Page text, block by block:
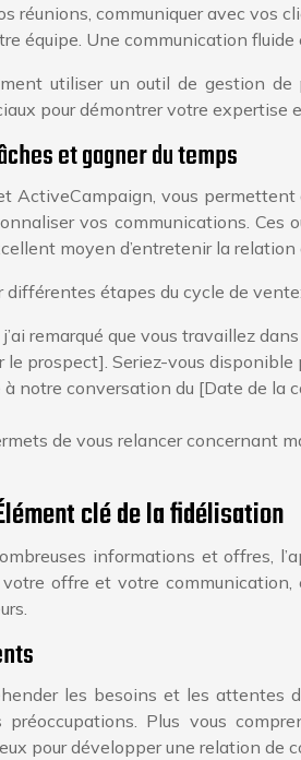
réunions, communiquer avec vos
équipe. Une communication
utiliser un outil de gestion
pour démontrer votre expertise
et gagner du temps
ActiveCampaign, vous
vos communications.
moyen d’entretenir la
différentes étapes du cycle de vente:
remarqué que vous travaillez
prospect]. Seriez-vous
notre conversation du [Date de la
de vous relancer concernant
clé de la fidélisation
informations et offres,
offre et votre
les besoins et les
Plus vous
pour développer une relation de